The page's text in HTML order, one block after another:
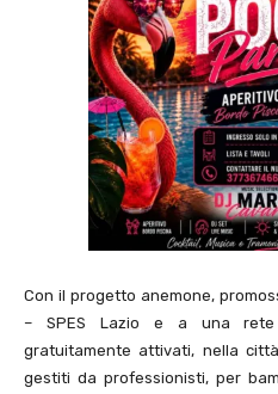
Con il progetto anemone,
– SPES Lazio e a una rete
gratuitamente attivati, nella
gestiti da professionisti, per